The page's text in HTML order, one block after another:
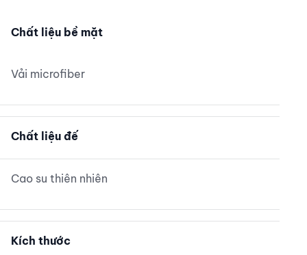
Chất liệu bề mặt
Vải microfiber
Chất liệu đế
Cao su thiên nhiên
Kích thước